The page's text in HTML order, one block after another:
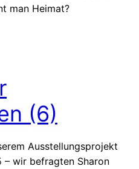
man Heimat?
(6)
Ausstellungsprojekt
– wir befragten Sharon